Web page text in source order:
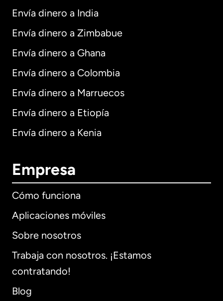
Envía dinero a India
Envía dinero a Zimbabue
Envía dinero a Ghana
Envía dinero a Colombia
Envía dinero a Marruecos
Envía dinero a Etiopía
Envía dinero a Kenia
Empresa
Cómo funciona
Aplicaciones móviles
Sobre nosotros
Trabaja con nosotros. ¡Estamos
contratando!
Blog